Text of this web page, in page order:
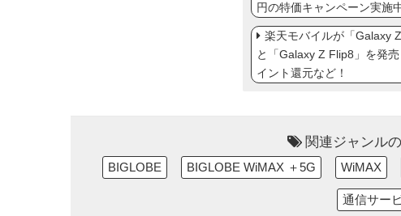
円の特価キャンペーン実施
楽天モバイルが「Galaxy
と「Galaxy Z Flip8」を発
イント還元など！
関連ジャンル
BIGLOBE BIGLOBE WiMAX ＋5G WiMAX
通信サー